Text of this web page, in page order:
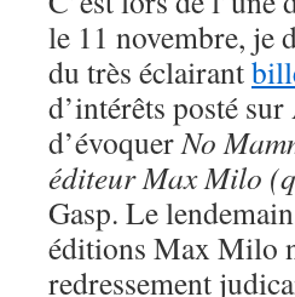
le 11 novembre, je
du très éclairant
d’intérêts posté
d’évoquerNo
éditeur Max Milo
Gasp. Le
éditions Max Milo
redressement